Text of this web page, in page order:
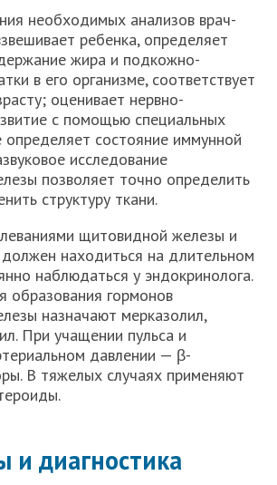
необходимых анализов врач-
ребенка, определяет
жира и подкожно-
в его организме, соответствует
оценивает нервно-
с помощью специальных
определяет состояние иммунной
исследование
позволяет точно определить
структуру ткани.
щитовидной железы и
находиться на длительном
наблюдаться у эндокринолога.
образования гормонов
назначают мерказолил,
При учащении пульса и
давлении — β-
В тяжелых случаях применяют
и диагностика